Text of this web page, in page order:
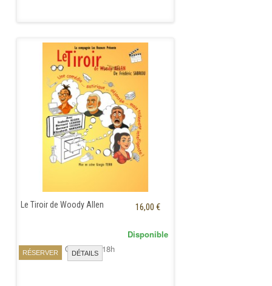
Le Tiroir de Woody Allen 16,00 €
RÉSERVER DÉTAILS
Disponible
Dimanche 4 Octobre à 18h